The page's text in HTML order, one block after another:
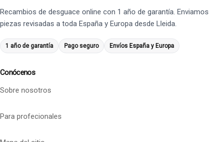
Recambios de desguace online con 1 año de garantía. Enviamos
piezas revisadas a toda España y Europa desde Lleida.
1 año de garantía Pago seguro Envíos España y Europa
Conócenos
Sobre nosotros
Para profecionales